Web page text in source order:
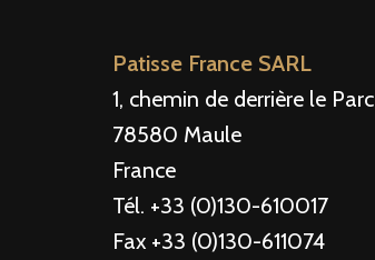
Patisse France SARL
1, chemin de derrière le Parc
78580 Maule
France
Tél. +33 (0)130-610017
Fax +33 (0)130-611074